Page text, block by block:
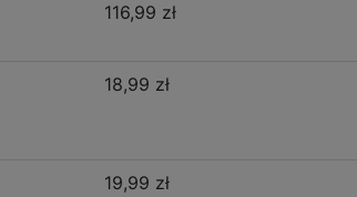
116,99 zł
18,99 zł
19,99 zł